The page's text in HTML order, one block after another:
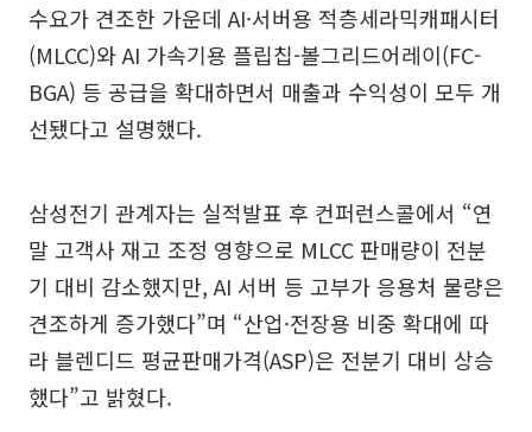
수요가 견조한 가운데 AI·서버용 적층세라믹캐패시터
(MLCC)와 AI 가속기용 플립칩-볼그리드어레이(FC-
BGA) 등 공급을 확대하면서 매출과 수익성이 모두 개
선됐다고 설명했다.
삼성전기 관계자는 실적발표 후 컨퍼런스콜에서 “연
말 고객사 재고 조정 영향으로 MLCC 판매량이 전분
기 대비 감소했지만, AI 서버 등 고부가 응용처 물량은
견조하게 증가했다”며 “산업·전장용 비중 확대에 따
라 블렌디드 평균판매가격(ASP)은 전분기 대비 상승
했다”고 밝혔다.